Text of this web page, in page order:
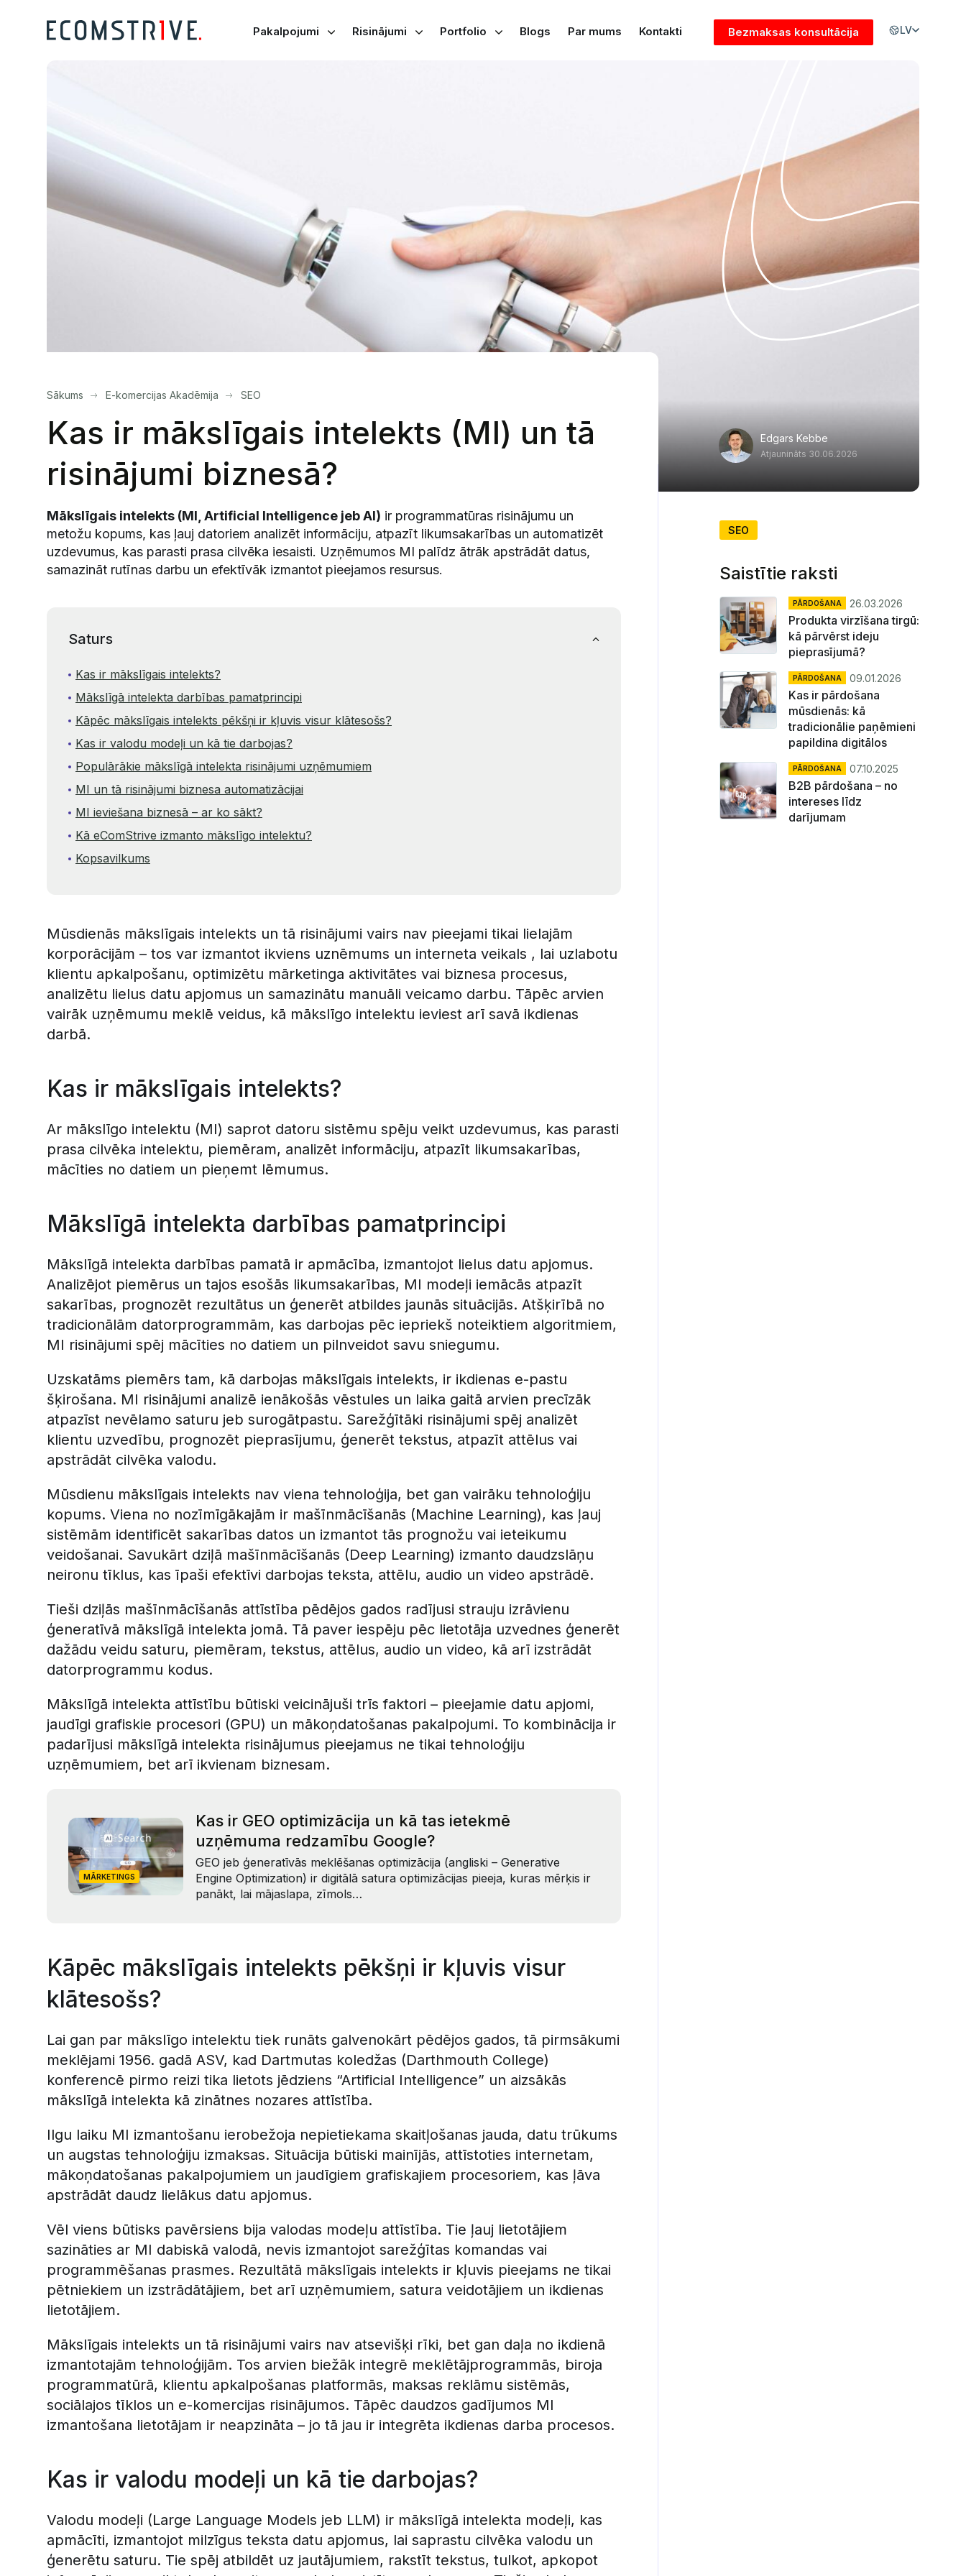
Pakalpojumi Risinājumi Portfolio Blogs Par mums Kontakti Bezmaksas konsultācija LV
Edgars Kebbe
Atjaunināts 30.06.2026
Sākums E-komercijas Akadēmija SEO
Kas ir mākslīgais intelekts (MI) un tā
risinājumi biznesā?
Mākslīgais intelekts (MI, Artificial Intelligence jeb AI) ir programmatūras risinājumu un
metožu kopums, kas ļauj datoriem analizēt informāciju, atpazīt likumsakarības un automatizēt
uzdevumus, kas parasti prasa cilvēka iesaisti. Uzņēmumos MI palīdz ātrāk apstrādāt datus,
samazināt rutīnas darbu un efektīvāk izmantot pieejamos resursus.
Saturs
Kas ir mākslīgais intelekts?
Mākslīgā intelekta darbības pamatprincipi
Kāpēc mākslīgais intelekts pēkšņi ir kļuvis visur klātesošs?
Kas ir valodu modeļi un kā tie darbojas?
Populārākie mākslīgā intelekta risinājumi uzņēmumiem
MI un tā risinājumi biznesa automatizācijai
MI ieviešana biznesā – ar ko sākt?
Kā eComStrive izmanto mākslīgo intelektu?
Kopsavilkums
Mūsdienās mākslīgais intelekts un tā risinājumi vairs nav pieejami tikai lielajām
korporācijām – tos var izmantot ikviens uznēmums un interneta veikals , lai uzlabotu
klientu apkalpošanu, optimizētu mārketinga aktivitātes vai biznesa procesus,
analizētu lielus datu apjomus un samazinātu manuāli veicamo darbu. Tāpēc arvien
vairāk uzņēmumu meklē veidus, kā mākslīgo intelektu ieviest arī savā ikdienas
darbā.
Kas ir mākslīgais intelekts?
Ar mākslīgo intelektu (MI) saprot datoru sistēmu spēju veikt uzdevumus, kas parasti
prasa cilvēka intelektu, piemēram, analizēt informāciju, atpazīt likumsakarības,
mācīties no datiem un pieņemt lēmumus.
Mākslīgā intelekta darbības pamatprincipi
Mākslīgā intelekta darbības pamatā ir apmācība, izmantojot lielus datu apjomus.
Analizējot piemērus un tajos esošās likumsakarības, MI modeļi iemācās atpazīt
sakarības, prognozēt rezultātus un ģenerēt atbildes jaunās situācijās. Atšķirībā no
tradicionālām datorprogrammām, kas darbojas pēc iepriekš noteiktiem algoritmiem,
MI risinājumi spēj mācīties no datiem un pilnveidot savu sniegumu.
Uzskatāms piemērs tam, kā darbojas mākslīgais intelekts, ir ikdienas e-pastu
šķirošana. MI risinājumi analizē ienākošās vēstules un laika gaitā arvien precīzāk
atpazīst nevēlamo saturu jeb surogātpastu. Sarežģītāki risinājumi spēj analizēt
klientu uzvedību, prognozēt pieprasījumu, ģenerēt tekstus, atpazīt attēlus vai
apstrādāt cilvēka valodu.
Mūsdienu mākslīgais intelekts nav viena tehnoloģija, bet gan vairāku tehnoloģiju
kopums. Viena no nozīmīgākajām ir mašīnmācīšanās (Machine Learning), kas ļauj
sistēmām identificēt sakarības datos un izmantot tās prognožu vai ieteikumu
veidošanai. Savukārt dziļā mašīnmācīšanās (Deep Learning) izmanto daudzslāņu
neironu tīklus, kas īpaši efektīvi darbojas teksta, attēlu, audio un video apstrādē.
Tieši dziļās mašīnmācīšanās attīstība pēdējos gados radījusi strauju izrāvienu
ģeneratīvā mākslīgā intelekta jomā. Tā paver iespēju pēc lietotāja uzvednes ģenerēt
dažādu veidu saturu, piemēram, tekstus, attēlus, audio un video, kā arī izstrādāt
datorprogrammu kodus.
Mākslīgā intelekta attīstību būtiski veicinājuši trīs faktori – pieejamie datu apjomi,
jaudīgi grafiskie procesori (GPU) un mākoņdatošanas pakalpojumi. To kombinācija ir
padarījusi mākslīgā intelekta risinājumus pieejamus ne tikai tehnoloģiju
uzņēmumiem, bet arī ikvienam biznesam.
MĀRKETINGS
Kas ir GEO optimizācija un kā tas ietekmē
uzņēmuma redzamību Google?
GEO jeb ģeneratīvās meklēšanas optimizācija (angliski – Generative
Engine Optimization) ir digitālā satura optimizācijas pieeja, kuras mērķis ir
panākt, lai mājaslapa, zīmols…
Kāpēc mākslīgais intelekts pēkšņi ir kļuvis visur
klātesošs?
Lai gan par mākslīgo intelektu tiek runāts galvenokārt pēdējos gados, tā pirmsākumi
meklējami 1956. gadā ASV, kad Dartmutas koledžas (Darthmouth College)
konferencē pirmo reizi tika lietots jēdziens “Artificial Intelligence” un aizsākās
mākslīgā intelekta kā zinātnes nozares attīstība.
Ilgu laiku MI izmantošanu ierobežoja nepietiekama skaitļošanas jauda, datu trūkums
un augstas tehnoloģiju izmaksas. Situācija būtiski mainījās, attīstoties internetam,
mākoņdatošanas pakalpojumiem un jaudīgiem grafiskajiem procesoriem, kas ļāva
apstrādāt daudz lielākus datu apjomus.
Vēl viens būtisks pavērsiens bija valodas modeļu attīstība. Tie ļauj lietotājiem
sazināties ar MI dabiskā valodā, nevis izmantojot sarežģītas komandas vai
programmēšanas prasmes. Rezultātā mākslīgais intelekts ir kļuvis pieejams ne tikai
pētniekiem un izstrādātājiem, bet arī uzņēmumiem, satura veidotājiem un ikdienas
lietotājiem.
Mākslīgais intelekts un tā risinājumi vairs nav atsevišķi rīki, bet gan daļa no ikdienā
izmantotajām tehnoloģijām. Tos arvien biežāk integrē meklētājprogrammās, biroja
programmatūrā, klientu apkalpošanas platformās, maksas reklāmu sistēmās,
sociālajos tīklos un e-komercijas risinājumos. Tāpēc daudzos gadījumos MI
izmantošana lietotājam ir neapzināta – jo tā jau ir integrēta ikdienas darba procesos.
Kas ir valodu modeļi un kā tie darbojas?
Valodu modeļi (Large Language Models jeb LLM) ir mākslīgā intelekta modeļi, kas
apmācīti, izmantojot milzīgus teksta datu apjomus, lai saprastu cilvēka valodu un
ģenerētu saturu. Tie spēj atbildēt uz jautājumiem, rakstīt tekstus, tulkot, apkopot
SEO
Saistītie raksti
PĀRDOŠANA 26.03.2026
Produkta virzīšana tirgū:
kā pārvērst ideju
pieprasījumā?
PĀRDOŠANA 09.01.2026
Kas ir pārdošana
mūsdienās: kā
tradicionālie paņēmieni
papildina digitālos
PĀRDOŠANA 07.10.2025
B2B pārdošana – no
intereses līdz
darījumam